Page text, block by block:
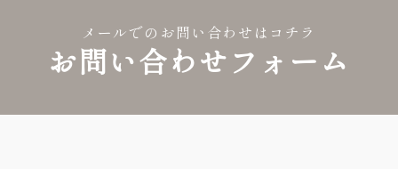
メールでのお問い合わせはコチラ
お問い合わせフォーム